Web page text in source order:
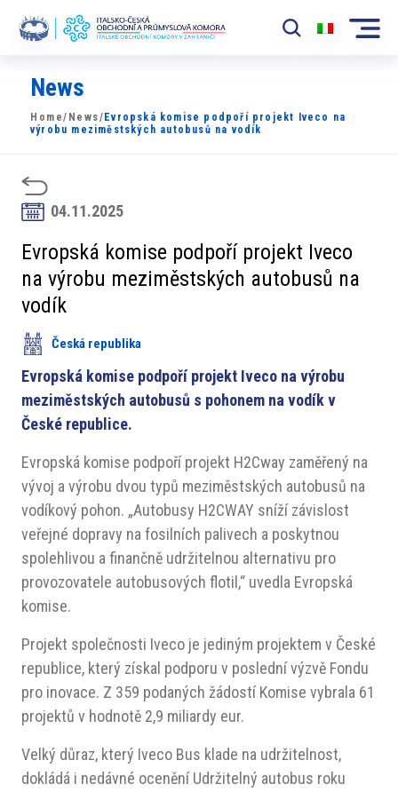
Komora
News
Rozvoj Trhu
Členové
Partneři
Členská sekce
News
Home/ News/ Evropská komise podpoří projekt Iveco na
výrobu meziměstských autobusů na vodík
04.11.2025
Evropská komise podpoří projekt Iveco
na výrobu meziměstských autobusů na
vodík
Česká republika
Evropská komise podpoří projekt Iveco na výrobu
meziměstských autobusů s pohonem na vodík v
České republice.
Evropská komise podpoří projekt H2Cway zaměřený na
vývoj a výrobu dvou typů meziměstských autobusů na
vodíkový pohon. „Autobusy H2CWAY sníží závislost
veřejné dopravy na fosilních palivech a poskytnou
spolehlivou a finančně udržitelnou alternativu pro
provozovatele autobusových flotil,“ uvedla Evropská
komise.
Projekt společnosti Iveco je jediným projektem v České
republice, který získal podporu v poslední výzvě Fondu
pro inovace. Z 359 podaných žádostí Komise vybrala 61
projektů v hodnotě 2,9 miliardy eur.
Velký důraz, který Iveco Bus klade na udržitelnost,
dokládá i nedávné ocenění Udržitelný autobus roku